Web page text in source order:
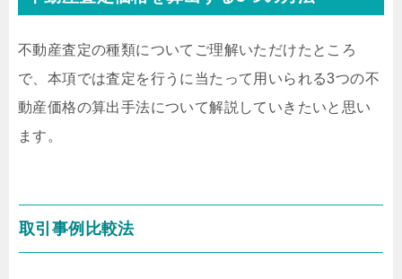
不動産査定の種類についてご理解いただけたところ
で、本項では査定を行うに当たって用いられる3つの不
動産価格の算出手法について解説していきたいと思い
ます。
取引事例比較法